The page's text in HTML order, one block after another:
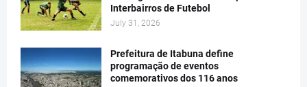
Interbairros de Futebol
July 31, 2026
Prefeitura de Itabuna define
programação de eventos
comemorativos dos 116 anos